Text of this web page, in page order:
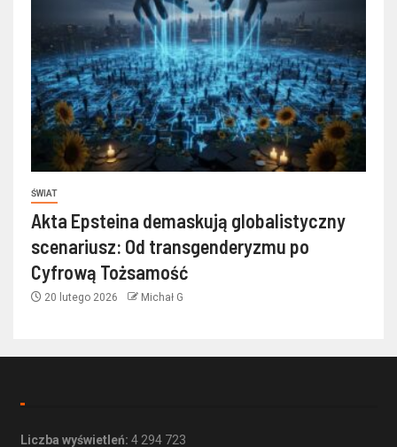
ŚWIAT
Akta Epsteina demaskują globalistyczny
scenariusz: Od transgenderyzmu po
Cyfrową Tożsamość
20 lutego 2026 Michał G
Liczba wyświetleń: 4 294 723